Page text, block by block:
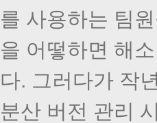
를 사용하는 팀
을 어떻하면 해
다. 그러다가 작
분산 버전 관리